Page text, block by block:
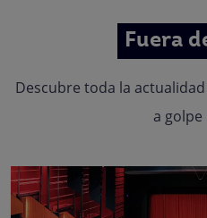
Fuera
Descubre toda la
a golpe